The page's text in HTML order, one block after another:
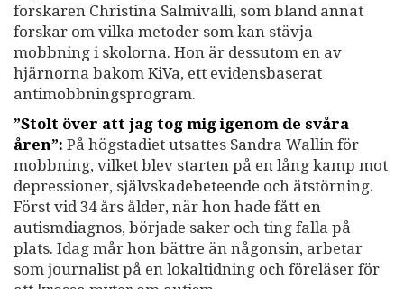
forskaren Christina Salmivalli, som bland annat
forskar om vilka metoder som kan stävja
mobbning i skolorna. Hon är dessutom en av
hjärnorna bakom KiVa, ett evidensbaserat
antimobbningsprogram.
”Stolt över att jag tog mig igenom de svåra
åren”: På högstadiet utsattes Sandra Wallin för
mobbning, vilket blev starten på en lång kamp mot
depressioner, självskadebeteende och ätstörning.
Först vid 34 års ålder, när hon hade fått en
autismdiagnos, började saker och ting falla på
plats. Idag mår hon bättre än någonsin, arbetar
som journalist på en lokaltidning och föreläser för